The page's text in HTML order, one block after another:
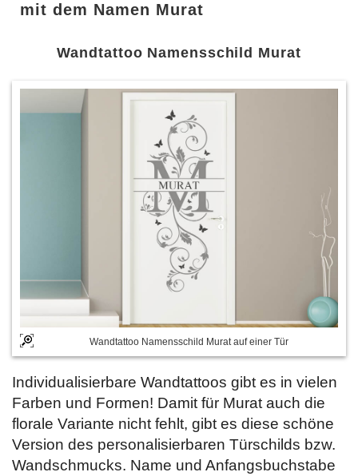
mit dem Namen Murat
Wandtattoo Namensschild Murat
Wandtattoo Namensschild Murat auf einer Tür
Individualisierbare Wandtattoos gibt es in vielen
Farben und Formen! Damit für Murat auch die
florale Variante nicht fehlt, gibt es diese schöne
Version des personalisierbaren Türschilds bzw.
Wandschmucks. Name und Anfangsbuchstabe